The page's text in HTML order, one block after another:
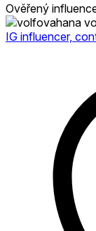
Ověřený
IG influencer,